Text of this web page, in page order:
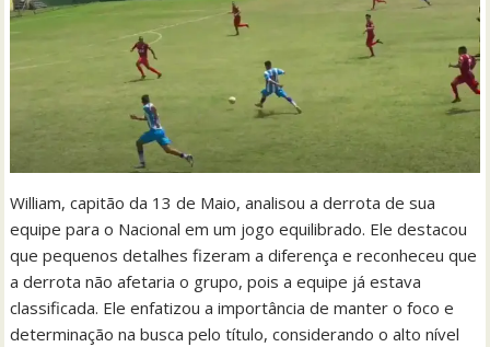
William, capitão da 13 de Maio, analisou a derrota de sua
equipe para o Nacional em um jogo equilibrado. Ele destacou
que pequenos detalhes fizeram a diferença e reconheceu que
a derrota não afetaria o grupo, pois a equipe já estava
classificada. Ele enfatizou a importância de manter o foco e
determinação na busca pelo título, considerando o alto nível